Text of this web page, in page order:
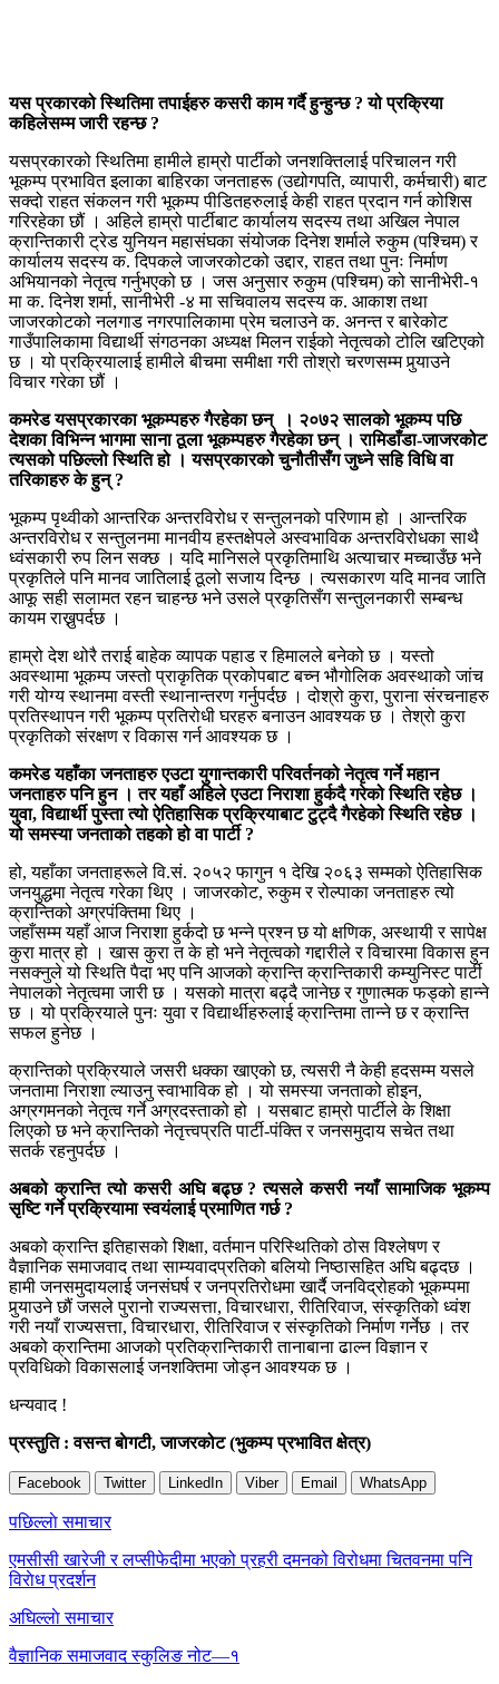
यस प्रकारको स्थितिमा तपाईहरु कसरी काम गर्दै हुन्हुन्छ ? यो प्रक्रिया
कहिलेसम्म जारी रहन्छ ?
यसप्रकारको स्थितिमा हामीले हाम्रो पार्टीको जनशक्तिलाई परिचालन गरी
भूकम्प प्रभावित इलाका बाहिरका जनताहरू (उद्योगपति, व्यापारी, कर्मचारी) बाट
सक्दो राहत संकलन गरी भूकम्प पीडितहरुलाई केही राहत प्रदान गर्न कोशिस
गरिरहेका छौं । अहिले हाम्रो पार्टीबाट कार्यालय सदस्य तथा अखिल नेपाल
क्रान्तिकारी ट्रेड युनियन महासंघका संयोजक दिनेश शर्माले रुकुम (पश्चिम) र
कार्यालय सदस्य क. दिपकले जाजरकोटको उद्दार, राहत तथा पुनः निर्माण
अभियानको नेतृत्व गर्नुभएको छ । जस अनुसार रुकुम (पश्चिम) को सानीभेरी-१
मा क. दिनेश शर्मा, सानीभेरी -४ मा सचिवालय सदस्य क. आकाश तथा
जाजरकोटको नलगाड नगरपालिकामा प्रेम चलाउने क. अनन्त र बारेकोट
गाउँपालिकामा विद्यार्थी संगठनका अध्यक्ष मिलन राईको नेतृत्वको टोलि खटिएको
छ । यो प्रक्रियालाई हामीले बीचमा समीक्षा गरी तोश्रो चरणसम्म पुर्‍याउने
विचार गरेका छौं ।
कमरेड यसप्रकारका भूकम्पहरु गैरहेका छन् । २०७२ सालको भूकम्प पछि
देशका विभिन्न भागमा साना ठूला भूकम्पहरु गैरहेका छन् । रामिडाँडा-जाजरकोट
त्यसको पछिल्लो स्थिति हो । यसप्रकारको चुनौतीसँग जुध्ने सहि विधि वा
तरिकाहरु के हुन् ?
भूकम्प पृथ्वीको आन्तरिक अन्तरविरोध र सन्तुलनको परिणाम हो । आन्तरिक
अन्तरविरोध र सन्तुलनमा मानवीय हस्तक्षेपले अस्वभाविक अन्तरविरोधका साथै
ध्वंसकारी रुप लिन सक्छ । यदि मानिसले प्रकृतिमाथि अत्याचार मच्चाउँछ भने
प्रकृतिले पनि मानव जातिलाई ठूलो सजाय दिन्छ । त्यसकारण यदि मानव जाति
आफू सही सलामत रहन चाहन्छ भने उसले प्रकृतिसँग सन्तुलनकारी सम्बन्ध
कायम राख्नुपर्दछ ।
हाम्रो देश थोरै तराई बाहेक व्यापक पहाड र हिमालले बनेको छ । यस्तो
अवस्थामा भूकम्प जस्तो प्राकृतिक प्रकोपबाट बच्न भौगोलिक अवस्थाको जांच
गरी योग्य स्थानमा वस्ती स्थानान्तरण गर्नुपर्दछ । दोश्रो कुरा, पुराना संरचनाहरु
प्रतिस्थापन गरी भूकम्प प्रतिरोधी घरहरु बनाउन आवश्यक छ । तेश्रो कुरा
प्रकृतिको संरक्षण र विकास गर्न आवश्यक छ ।
कमरेड यहाँका जनताहरु एउटा युगान्तकारी परिवर्तनको नेतृत्व गर्ने महान
जनताहरु पनि हुन । तर यहाँ अहिले एउटा निराशा हुर्कदै गरेको स्थिति रहेछ ।
युवा, विद्यार्थी पुस्ता त्यो ऐतिहासिक प्रक्रियाबाट टुट्दै गैरहेको स्थिति रहेछ ।
यो समस्या जनताको तहको हो वा पार्टी ?
हो, यहाँका जनताहरूले वि.सं. २०५२ फागुन १ देखि २०६३ सम्मको ऐतिहासिक
जनयुद्धमा नेतृत्व गरेका थिए । जाजरकोट, रुकुम र रोल्पाका जनताहरु त्यो
क्रान्तिको अग्रपंक्तिमा थिए ।
जहाँसम्म यहाँ आज निराशा हुर्कदो छ भन्ने प्रश्न छ यो क्षणिक, अस्थायी र सापेक्ष
कुरा मात्र हो । खास कुरा त के हो भने नेतृत्वको गद्दारीले र विचारमा विकास हुन
नसक्नुले यो स्थिति पैदा भए पनि आजको क्रान्ति क्रान्तिकारी कम्युनिस्ट पार्टी
नेपालको नेतृत्वमा जारी छ । यसको मात्रा बढ्दै जानेछ र गुणात्मक फड्को हान्ने
छ । यो प्रक्रियाले पुनः युवा र विद्यार्थीहरुलाई क्रान्तिमा तान्ने छ र क्रान्ति
सफल हुनेछ ।
क्रान्तिको प्रक्रियाले जसरी धक्का खाएको छ, त्यसरी नै केही हदसम्म यसले
जनतामा निराशा ल्याउनु स्वाभाविक हो । यो समस्या जनताको होइन,
अग्रगमनको नेतृत्व गर्ने अग्रदस्ताको हो । यसबाट हाम्रो पार्टीले के शिक्षा
लिएको छ भने क्रान्तिको नेतृत्त्वप्रति पार्टी-पंक्ति र जनसमुदाय सचेत तथा
सतर्क रहनुपर्दछ ।
अबको क्रान्ति त्यो कसरी अघि बढ्छ ? त्यसले कसरी नयाँ सामाजिक भूकम्प
सृष्टि गर्ने प्रक्रियामा स्वयंलाई प्रमाणित गर्छ ?
अबको क्रान्ति इतिहासको शिक्षा, वर्तमान परिस्थितिको ठोस विश्लेषण र
वैज्ञानिक समाजवाद तथा साम्यवादप्रतिको बलियो निष्ठासहित अघि बढ्दछ ।
हामी जनसमुदायलाई जनसंघर्ष र जनप्रतिरोधमा खार्दै जनविद्रोहको भूकम्पमा
पुर्‍याउने छौं जसले पुरानो राज्यसत्ता, विचारधारा, रीतिरिवाज, संस्कृतिको ध्वंश
गरी नयाँ राज्यसत्ता, विचारधारा, रीतिरिवाज र संस्कृतिको निर्माण गर्नेछ । तर
अबको क्रान्तिमा आजको प्रतिक्रान्तिकारी तानाबाना ढाल्न विज्ञान र
प्रविधिको विकासलाई जनशक्तिमा जोड्न आवश्यक छ ।
धन्यवाद !
प्रस्तुति : वसन्त बाेगटी, जाजरकोट (भुकम्प प्रभावित क्षेत्र)
Facebook Twitter LinkedIn Viber Email WhatsApp
Post
navigation
पछिल्लाे समाचार
एमसीसी खारेजी र लप्सीफेदीमा भएको प्रहरी दमनको विरोधमा चितवनमा पनि
विराेध प्रदर्शन
अघिल्लाे समाचार
वैज्ञानिक समाजवाद स्कुलिङ नोट—१